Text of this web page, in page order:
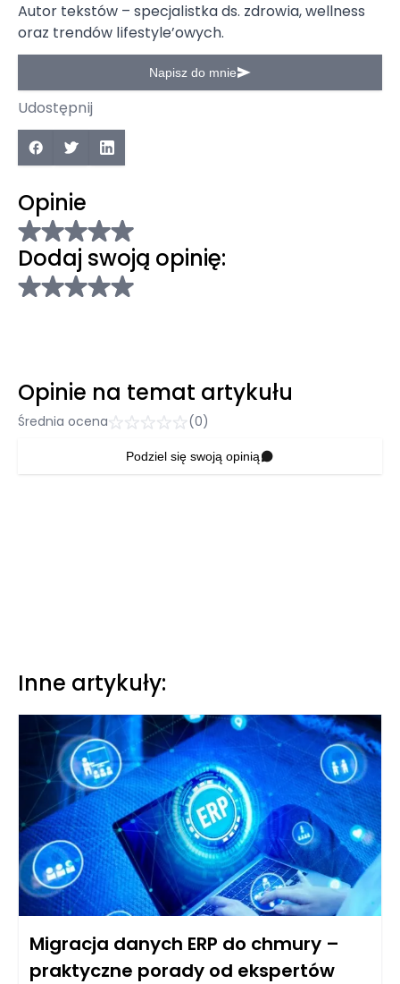
Autor tekstów – specjalistka ds. zdrowia, wellness
oraz trendów lifestyle’owych.
Napisz do mnie
Udostępnij
Opinie
Dodaj swoją opinię:
Opinie na temat artykułu
Średnia ocena (0)
Podziel się swoją opinią
Inne artykuły:
Migracja danych ERP do chmury –
praktyczne porady od ekspertów